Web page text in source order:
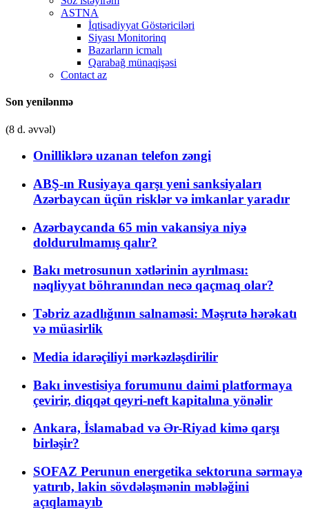
ASTNA
İqtisadiyyat Göstəriciləri
Siyası Monitorinq
Bazarların icmalı
Qarabağ münaqişəsi
Contact az
Son yenilənmə
(8 d. əvvəl)
Onilliklərə uzanan telefon zəngi
ABŞ-ın Rusiyaya qarşı yeni sanksiyaları
Azərbaycan üçün risklər və imkanlar yaradır
Azərbaycanda 65 min vakansiya niyə
doldurulmamış qalır?
Bakı metrosunun xətlərinin ayrılması:
nəqliyyat böhranından necə qaçmaq olar?
Təbriz azadlığının salnaməsi: Məşrutə hərəkatı
və müasirlik
Media idarəçiliyi mərkəzləşdirilir
Bakı investisiya forumunu daimi platformaya
çevirir, diqqət qeyri-neft kapitalına yönəlir
Ankara, İslamabad və Ər-Riyad kimə qarşı
birləşir?
SOFAZ Perunun energetika sektoruna sərmayə
yatırıb, lakin sövdələşmənin məbləğini
açıqlamayıb